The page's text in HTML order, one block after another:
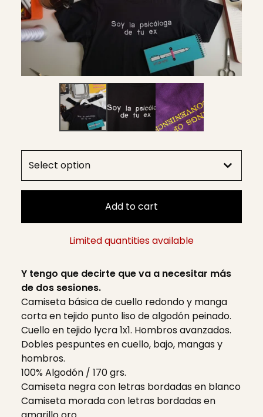
Add to cart
Limited quantities available
Y tengo que decirte que va a necesitar más
de dos sesiones.
Camiseta básica de cuello redondo y manga
corta en tejido punto liso de algodón peinado.
Cuello en tejido lycra 1x1. Hombros avanzados.
Dobles pespuntes en cuello, bajo, mangas y
hombros.
100% Algodón / 170 grs.
Camiseta negra con letras bordadas en blanco
Camiseta morada con letras bordadas en